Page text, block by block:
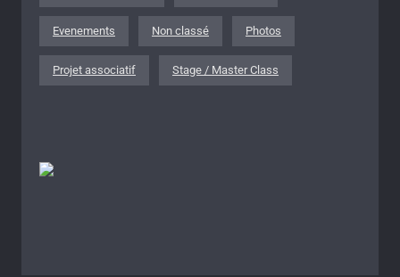
Evenements Non classé Photos
Projet associatif Stage / Master Class